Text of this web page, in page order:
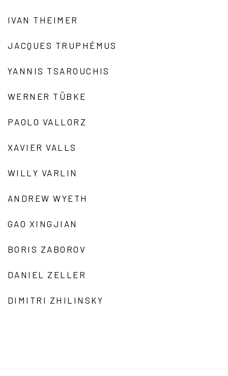
IVAN THEIMER
JACQUES TRUPHÉMUS
YANNIS TSAROUCHIS
WERNER TÜBKE
PAOLO VALLORZ
XAVIER VALLS
WILLY VARLIN
ANDREW WYETH
GAO XINGJIAN
BORIS ZABOROV
DANIEL ZELLER
DIMITRI ZHILINSKY